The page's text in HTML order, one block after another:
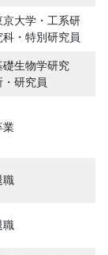
京大学・工系研
科・特別研究員
礎生物学研究
・研究員
業
職
職